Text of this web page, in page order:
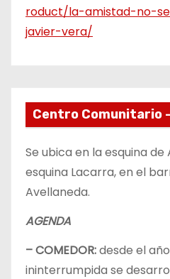
roduct/la-amistad-no-
javier-vera/
Centro Comunitario
Se ubica en la esquina de
esquina Lacarra, en el
Avellaneda.
AGENDA
– COMEDOR:desde el
ininterrumpida se